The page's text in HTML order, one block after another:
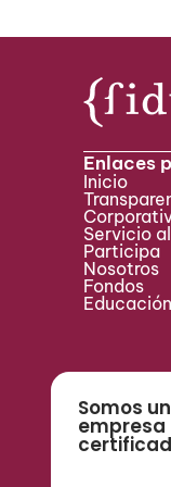
Enlaces
Inicio
Servicio
Participa ​
Nosotros
Fondos
Somos
empresa